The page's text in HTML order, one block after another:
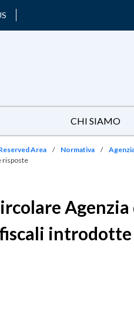
CHI SIAMO
Area / Normativa /
risposte
introdotte